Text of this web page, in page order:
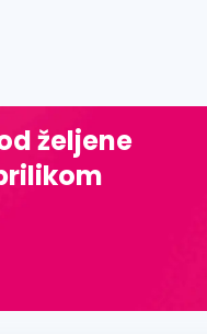
đ, ž, dž)
željene